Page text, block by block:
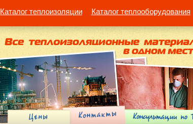
Каталог теплоизоляции Каталог теплооборудования